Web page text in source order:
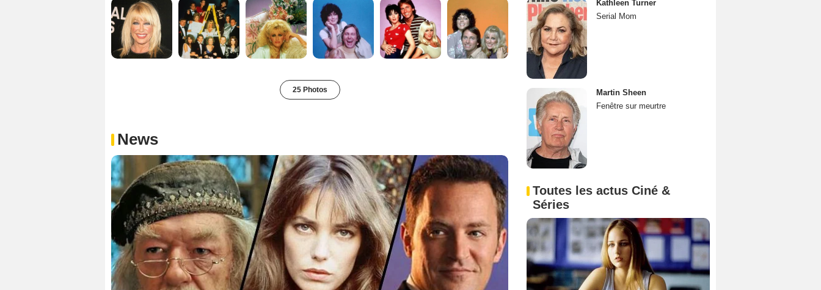
25 Photos
News
Kathleen Turner
Serial Mom
Martin Sheen
Fenêtre sur meurtre
Toutes les actus Ciné &
Séries